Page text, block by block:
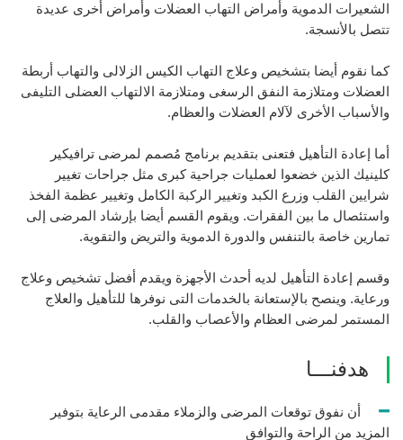
الشعيرات الدموية وأمراض التهاب العضلات وأمراض أخرى عديدة
تتصل بالأنسجة.
كما نقوم أيضا بتشخيص وعلاج التهاب الكيس الزلالى والتهاب أربطة
العضلات ومتلازمة النفق الرسغى ومتلازمة الالتهاب العضلى التليفى
والأسباب الأخرى لآلام العضلات والعظام.
أما إعادة التأهيل فتعنى بتقديم برنامج مُصمم لمرضى ترافيكير
كلينيك الذين خضعوا لعمليات جراحية كبرى مثل جراحات تغيير
شرايين القلب وزرع الكبد وتغيير الركبة الكامل وتغيير عظمة الفخذ
واستئصال ما بين الفقرات. ويقوم القسم أيضا بإرشاد المرضى إلى
تمارين خاصة بالتنفس والدورة الدموية والتريض والتقوية.
وقسم إعادة التأهيل لديه أحدث الأجهزة ويقدم أفضل تشخيص وعلاج
ورعاية. وينصح بالإستعانة بالخدمات التى نوفرها للتأهيل والعلاج
المستمر لمرضى العظام والأعصاب والقلب.
هدفنـــا
أن نفوق توقعات المرضى والزملاء مقدمى الرعاية بتوفير
المزيد من الراحة والتوافق